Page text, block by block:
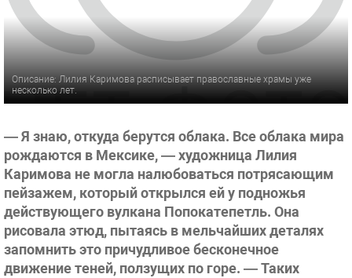
Описание: Лилия Каримова расписывает православные храмы уже
несколько лет.
— Я знаю, откуда берутся облака. Все облака мира
рождаются в Мексике, — художница Лилия
Каримова не могла налюбоваться потрясающим
пейзажем, который открылся ей у подножья
действующего вулкана Попокатепетль. Она
рисовала этюд, пытаясь в мельчайших деталях
запомнить это причудливое бесконечное
движение теней, ползущих по горе. — Таких